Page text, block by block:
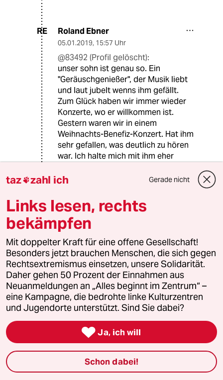
RE Roland Ebner
05.01.2019, 15:57 Uhr
@83492 (Profil gelöscht):
unser sohn ist genau so. Ein
"Geräuschgenießer", der Musik liebt
und laut jubelt wenns ihm gefällt.
Zum Glück haben wir immer wieder
Konzerte, wo er willkommen ist.
Gestern waren wir in einem
Weihnachts-Benefiz-Konzert. Hat ihm
sehr gefallen, was deutlich zu hören
war. Ich halte mich mit ihm eher
nicht so auf. Da er sehr gut hört und
und die Leute sind nicht so gestört.
So haben alle was vom Konzert.
L LastHope
05.01.2019,12:17 Uhr
Das klingt als gehöre der kleine Willi auf die
Musikhochschule. Als Schüler, als Musiker. Ich
weiss nicht wie unrealistisch die Idee ist (ich
fürchte sehr), aber dort ein Seminar, das für
Menschen mt Behinderung offen steht?
meerwind7
06.01.2019,05:37 Uhr
taz zahl ich Gerade nicht
Links lesen, rechts
bekämpfen
Mit doppelter Kraft für eine offene Gesellschaft!
Besonders jetzt brauchen Menschen, die sich gegen
Rechtsextremismus einsetzen, unsere Solidarität.
Daher gehen 50 Prozent der Einnahmen aus
Neuanmeldungen an „Alles beginnt im Zentrum“ –
eine Kampagne, die bedrohte linke Kulturzentren
und Jugendorte unterstützt. Sind Sie dabei?
 Ja, ich will
Schon dabei!